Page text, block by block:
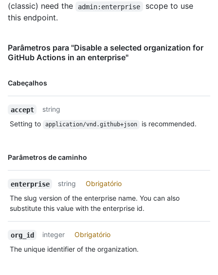
(classic) need the
admin:enterprise
scope to use
this endpoint.
Parâmetros para "Disable a selected organization for
GitHub Actions in an enterprise"
Cabeçalhos
Nome,
accept
string
Setting to
application/vnd.github+json is recommended.
Parâmetros de caminho
Nome,
enterprise string
Obrigatório
The slug version of the enterprise name. You can also
substitute this value with the enterprise id.
org_id integer
Obrigatório
The unique identifier of the organization.